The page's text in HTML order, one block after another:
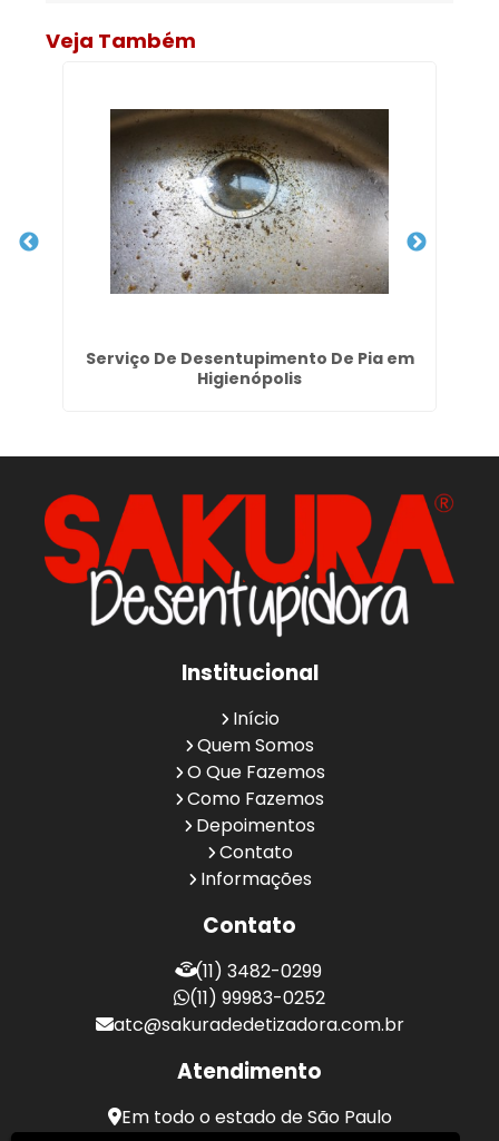
Veja Também
Serviço De Desentupimento De Pia em
Higienópolis
Institucional
Início
Quem Somos
O Que Fazemos
Como Fazemos
Depoimentos
Contato
Informações
Contato
(11) 3482-0299
(11) 99983-0252
atc@sakuradedetizadora.com.br
Atendimento
Em todo o estado de São Paulo